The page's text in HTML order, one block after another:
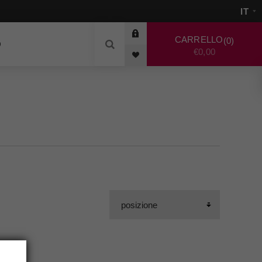
CARRELLO 0
€0,00